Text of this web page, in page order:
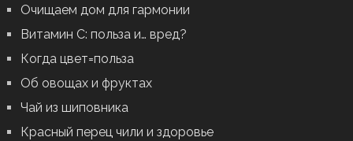
Очищаем дом для гармонии
Витамин С: польза и… вред?
Когда цвет=польза
Об овощах и фруктах
Чай из шиповника
Красный перец чили и здоровье